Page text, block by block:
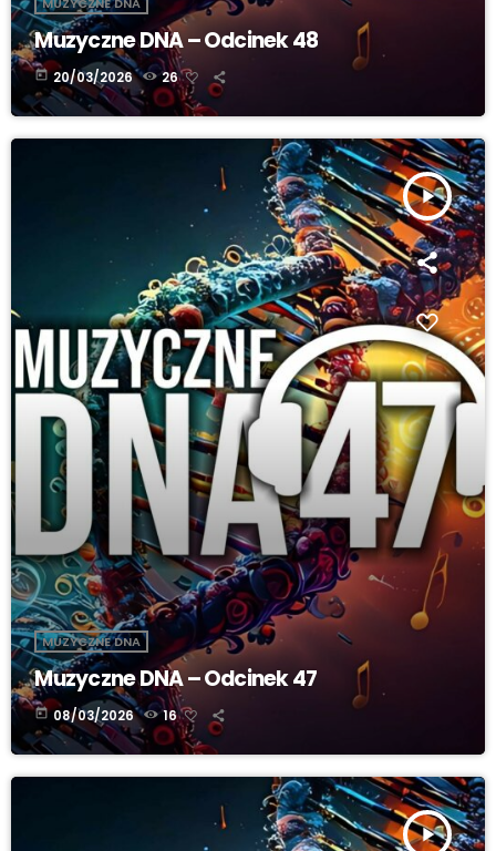
Muzyczne DNA – Odcinek 48
today 20/03/2026 26
play_arrow
MUZYCZNE DNA
Muzyczne DNA – Odcinek 47
today 08/03/2026 16
play_arrow